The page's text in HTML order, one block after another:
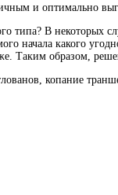
и оптимально
типа? В
начала какого
Таким образом,
копание